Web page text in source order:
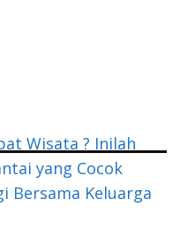
Wisata ? Inilah
yang Cocok
Bersama Keluarga